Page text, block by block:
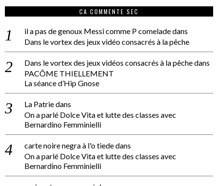
CA COMMENTE SEC
il a pas de genoux Messi comme P comeladedans
Dans le vortex des jeux vidéo consacrés à la pêche
Dans le vortex des jeux vidéos consacrés à la pêchedans
PACÔME THIELLEMENT
La séance d’Hip Gnose
La Patriedans
On a parlé Dolce Vita et lutte des classes avec
Bernardino Femminielli
carte noire negra à l'o tiededans
On a parlé Dolce Vita et lutte des classes avec
Bernardino Femminielli